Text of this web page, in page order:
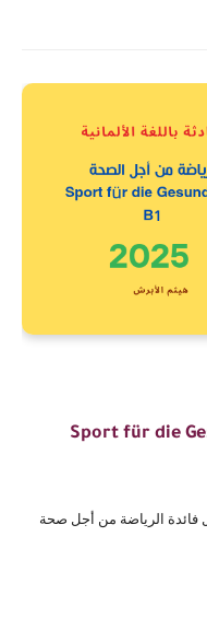
Sport für die
فائدة الرياضة من أجل صحة